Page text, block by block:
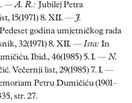
—A. R.: Jubilej Petra
15(1971) 8. XII. — J.
Pedeset godina umjetničkog rada
32(1971) 8. XII. — Ista: In
Ibid., 46(1985) 5. I. — N.
Večernji list, 29(1985) 7. I. —
Petru Dumičiću (1901–
str. 27.